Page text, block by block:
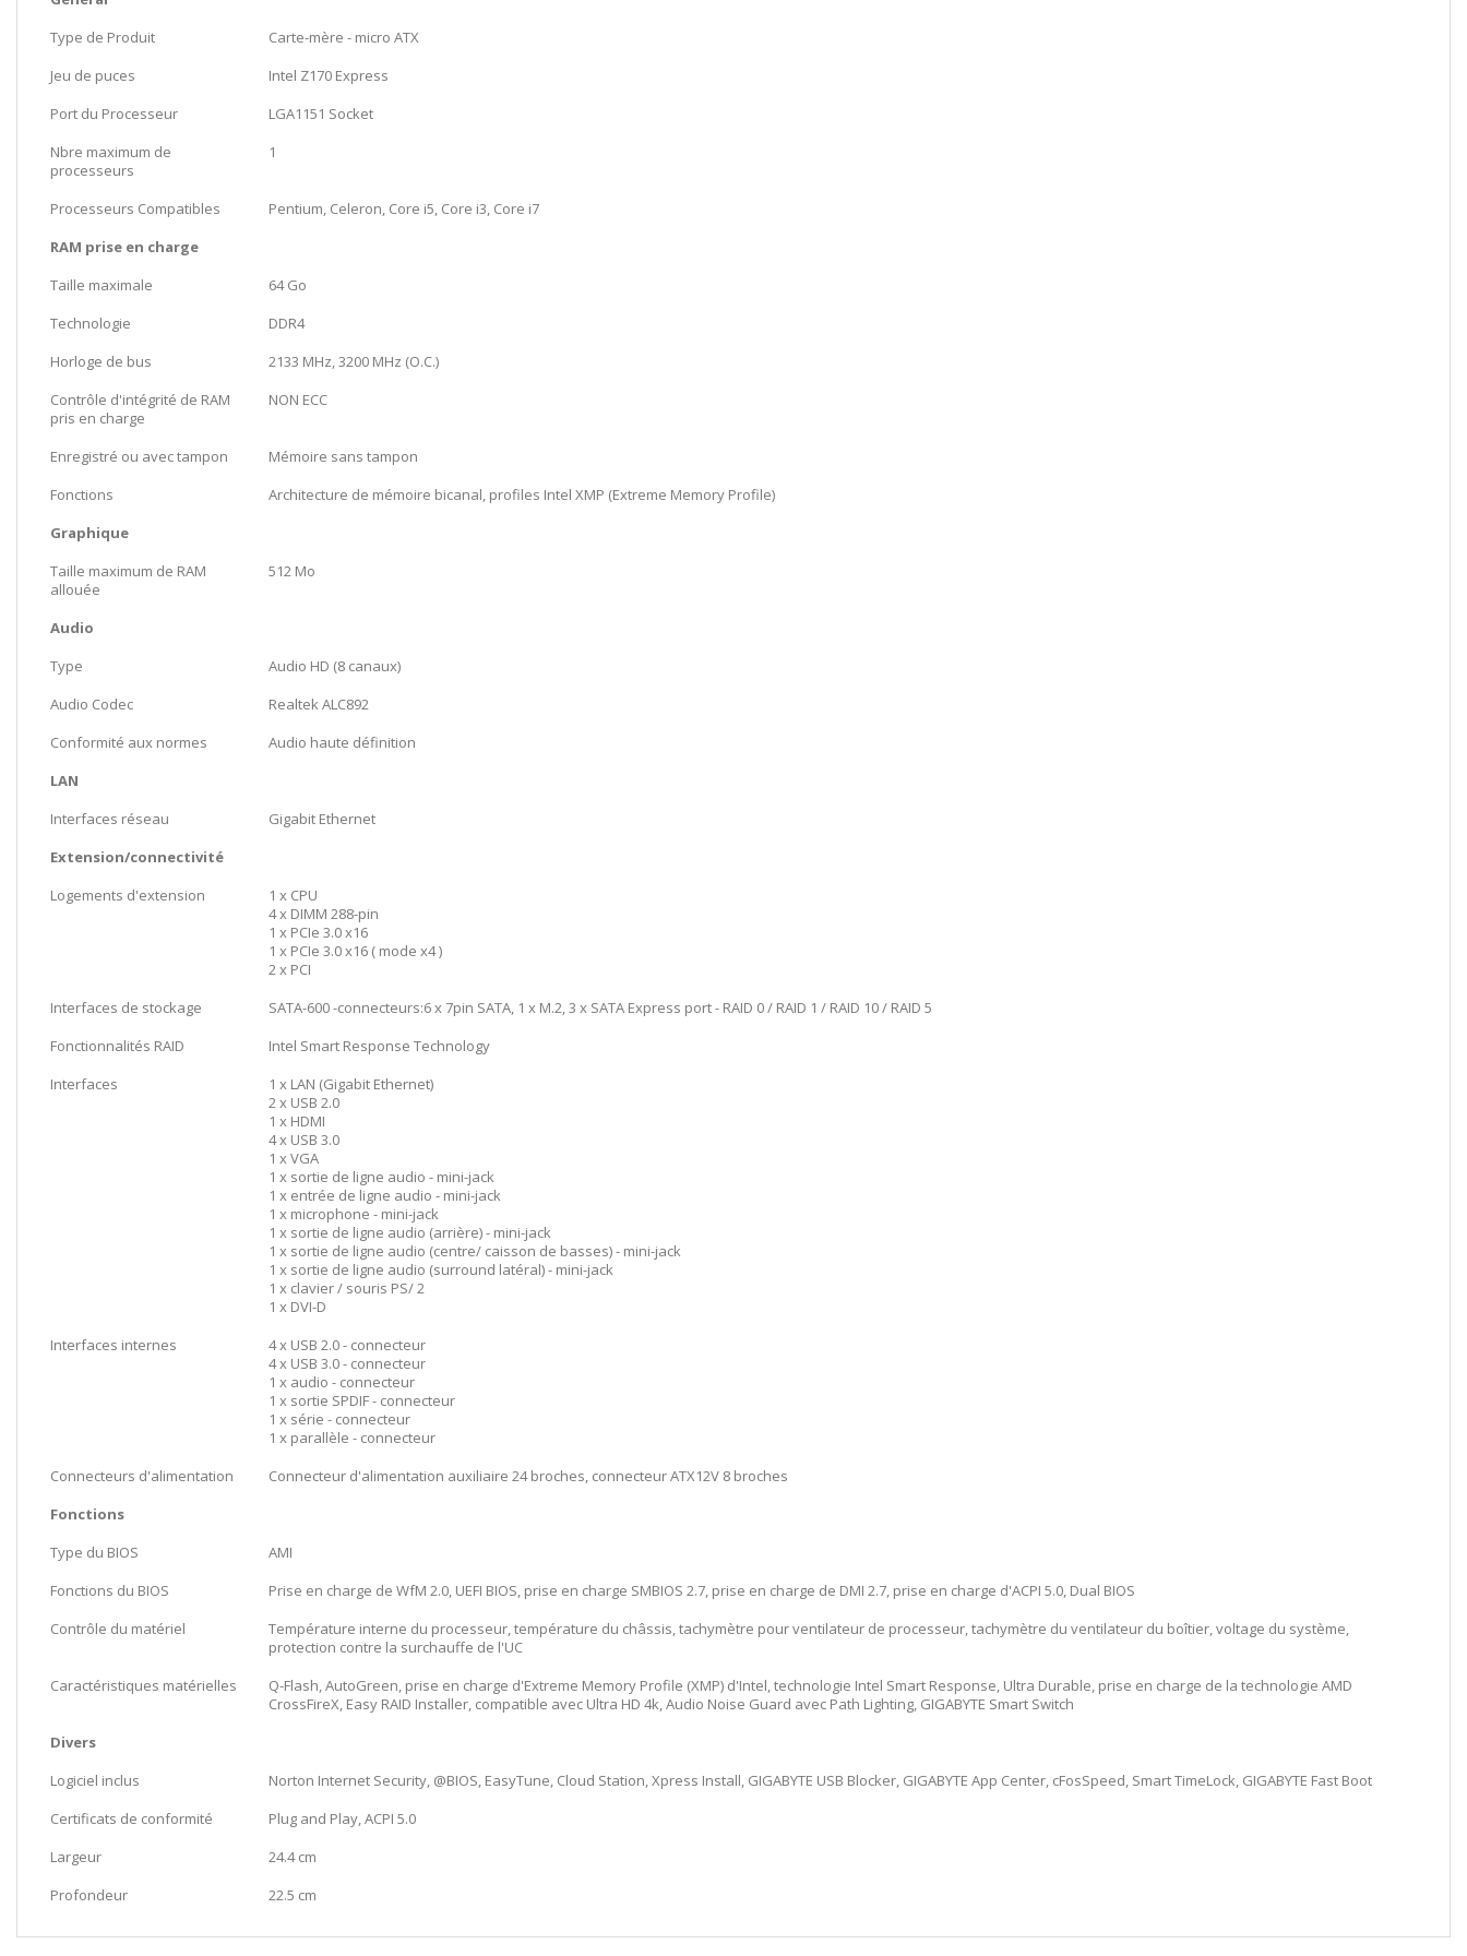
Type de Produit
Carte-mère - micro ATX
Jeu de puces
Intel Z170 Express
Port du Processeur
LGA1151 Socket
Nbre maximum de
processeurs
1
Processeurs Compatibles
Pentium, Celeron, Core i5, Core i3, Core i7
RAM prise en charge
Taille maximale
64 Go
Technologie
DDR4
Horloge de bus
2133 MHz, 3200 MHz (O.C.)
Contrôle d'intégrité de RAM
pris en charge
NON ECC
Enregistré ou avec tampon
Mémoire sans tampon
Fonctions
Architecture de mémoire bicanal, profiles Intel XMP (Extreme Memory Profile)
Graphique
Taille maximum de RAM
allouée
512 Mo
Audio
Type
Audio HD (8 canaux)
Audio Codec
Realtek ALC892
Conformité aux normes
Audio haute définition
LAN
Interfaces réseau
Gigabit Ethernet
Extension/connectivité
Logements d'extension
1 x CPU
4 x DIMM 288-pin
1 x PCIe 3.0 x16
1 x PCIe 3.0 x16 ( mode x4 )
2 x PCI
Interfaces de stockage
SATA-600 -connecteurs:6 x 7pin SATA, 1 x M.2, 3 x SATA Express port - RAID 0 / RAID 1 / RAID 10 / RAID 5
Fonctionnalités RAID
Intel Smart Response Technology
Interfaces
1 x LAN (Gigabit Ethernet)
2 x USB 2.0
1 x HDMI
4 x USB 3.0
1 x VGA
1 x sortie de ligne audio - mini-jack
1 x entrée de ligne audio - mini-jack
1 x microphone - mini-jack
1 x sortie de ligne audio (arrière) - mini-jack
1 x sortie de ligne audio (centre/ caisson de basses) - mini-jack
1 x sortie de ligne audio (surround latéral) - mini-jack
1 x clavier / souris PS/ 2
1 x DVI-D
Interfaces internes
4 x USB 2.0 - connecteur
4 x USB 3.0 - connecteur
1 x audio - connecteur
1 x sortie SPDIF - connecteur
1 x série - connecteur
1 x parallèle - connecteur
Connecteurs d'alimentation
Connecteur d'alimentation auxiliaire 24 broches, connecteur ATX12V 8 broches
Fonctions
Type du BIOS
AMI
Fonctions du BIOS
Prise en charge de WfM 2.0, UEFI BIOS, prise en charge SMBIOS 2.7, prise en charge de DMI 2.7, prise en charge d'ACPI 5.0, Dual BIOS
Contrôle du matériel
Température interne du processeur, température du châssis, tachymètre pour ventilateur de processeur, tachymètre du ventilateur du boîtier, voltage du système,
protection contre la surchauffe de l'UC
Caractéristiques matérielles
Q-Flash, AutoGreen, prise en charge d'Extreme Memory Profile (XMP) d'Intel, technologie Intel Smart Response, Ultra Durable, prise en charge de la technologie AMD
CrossFireX, Easy RAID Installer, compatible avec Ultra HD 4k, Audio Noise Guard avec Path Lighting, GIGABYTE Smart Switch
Divers
Logiciel inclus
Norton Internet Security, @BIOS, EasyTune, Cloud Station, Xpress Install, GIGABYTE USB Blocker, GIGABYTE App Center, cFosSpeed, Smart TimeLock, GIGABYTE Fast Boot
Certificats de conformité
Plug and Play, ACPI 5.0
Largeur
24.4 cm
Profondeur
22.5 cm